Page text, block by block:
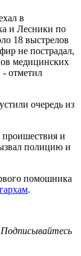
в
и Лесники по
18 выстрелов
не пострадал,
медицинских
- отметил
очередь из
и
полицию и
помошника
.
Подписывайтесь